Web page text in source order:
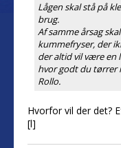
Lågen skal stå på
brug.
Af samme årsag
kummefryser, der
der altid vil være en
hvor godt du tørrer
Rollo.
Hvorfor vil der det?
[l]